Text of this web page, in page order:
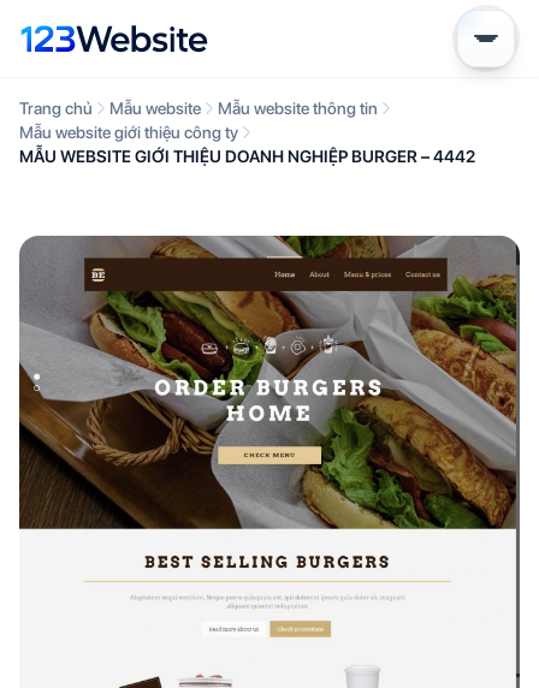
Trang chủ Mẫu website
Mẫu website thông tin
Mẫu website giới thiệu công ty
MẪU WEBSITE GIỚI THIỆU DOANH NGHIỆP BURGER – 4442